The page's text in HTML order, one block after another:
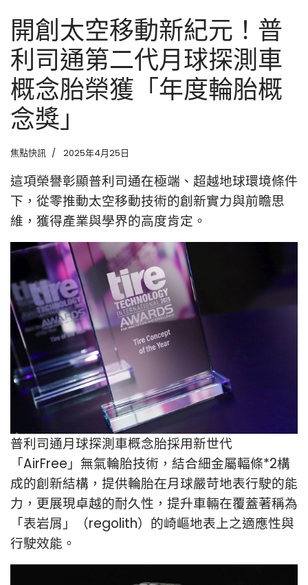
開創太空移動新紀元！普
利司通第二代月球探測車
概念胎榮獲「年度輪胎概
念獎」
焦點快訊 2025年4月25日
這項榮譽彰顯普利司通在極端、超越地球環境條件
下，從零推動太空移動技術的創新實力與前瞻思
維，獲得產業與學界的高度肯定。
普利司通月球探測車概念胎採用新世代
「AirFree」無氣輪胎技術，結合細金屬輻條*2構
成的創新結構，提供輪胎在月球嚴苛地表行駛的能
力，更展現卓越的耐久性，提升車輛在覆蓋著稱為
「表岩屑」（regolith）的崎嶇地表上之適應性與
行駛效能。